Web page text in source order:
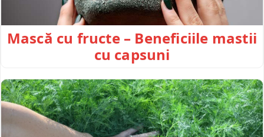
Mască cu fructe – Beneficiile mastii
cu capsuni